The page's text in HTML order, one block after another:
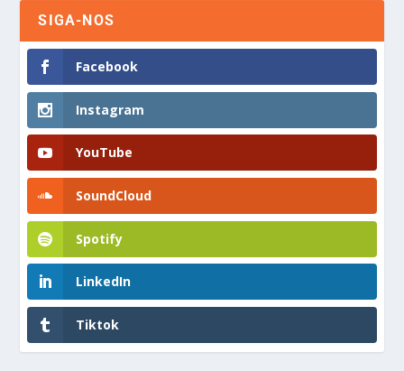
SIGA-NOS
Facebook
Instagram
YouTube
SoundCloud
Spotify
LinkedIn
Tiktok